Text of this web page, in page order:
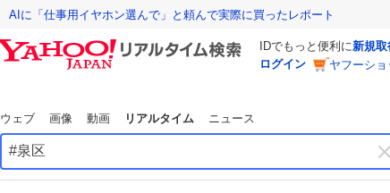
AIに「仕事用イヤホン選んで」と頼んで実際に買ったレポート
IDでもっと便利に新規取
ログイン
ヤフーシ
ウェブ 画像 動画 リアルタイム ニュース
キ